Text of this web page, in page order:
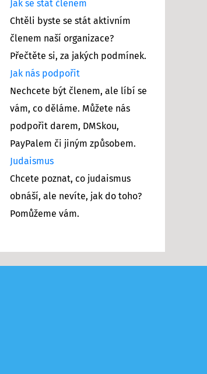
Jak se stát členem
Chtěli byste se stát aktivním
členem naší organizace?
Přečtěte si, za jakých podmínek.
Jak nás podpořit
Nechcete být členem, ale líbí se
vám, co děláme. Můžete nás
podpořit darem, DMSkou,
PayPalem či jiným způsobem.
Judaismus
Chcete poznat, co judaismus
obnáší, ale nevíte, jak do toho?
Pomůžeme vám.